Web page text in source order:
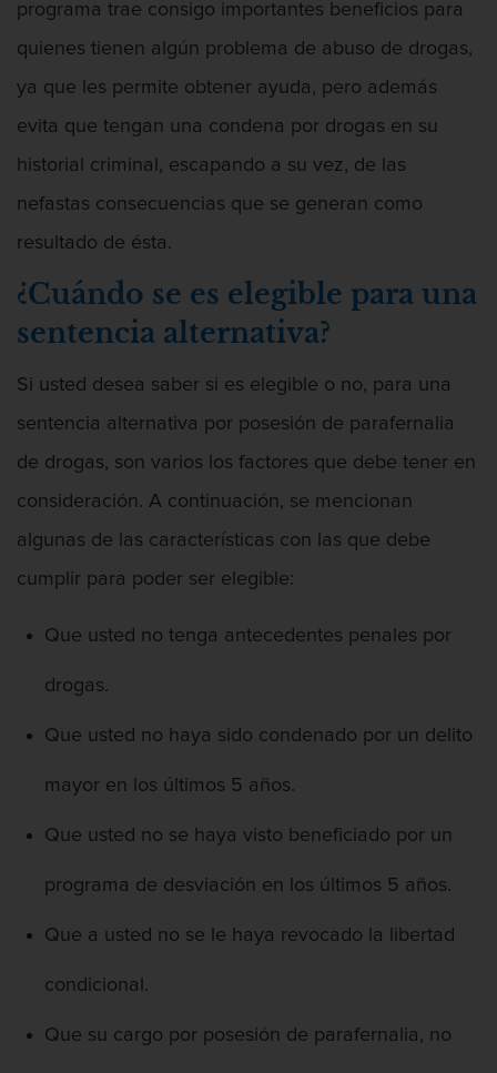
programa trae consigo importantes beneficios para
quienes tienen algún problema de abuso de drogas,
ya que les permite obtener ayuda, pero además
evita que tengan una condena por drogas en su
historial criminal, escapando a su vez, de las
nefastas consecuencias que se generan como
resultado de ésta.
¿Cuándo se es elegible para una
sentencia alternativa?
Si usted desea saber si es elegible o no, para una
sentencia alternativa por posesión de parafernalia
de drogas, son varios los factores que debe tener en
consideración. A continuación, se mencionan
algunas de las características con las que debe
cumplir para poder ser elegible:
Que usted no tenga antecedentes penales por
drogas.
Que usted no haya sido condenado por un delito
mayor en los últimos 5 años.
Que usted no se haya visto beneficiado por un
programa de desviación en los últimos 5 años.
Que a usted no se le haya revocado la libertad
condicional.
Que su cargo por posesión de parafernalia, no